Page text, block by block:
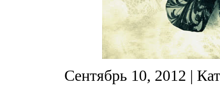
Сентябрь 10, 2012 |